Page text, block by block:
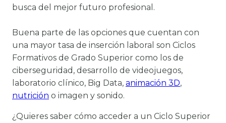
busca del mejor futuro profesional.
Buena parte de las opciones que cuentan con
una mayor tasa de inserción laboral son Ciclos
Formativos de Grado Superior como los de
ciberseguridad, desarrollo de videojuegos,
laboratorio clínico, Big Data, animación 3D,
nutrición o imagen y sonido.
¿Quieres saber cómo acceder a un Ciclo Superior